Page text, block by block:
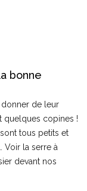
bonne
donner de leur
quelques copines !
tous petits et
Voir la serre à
devant nos